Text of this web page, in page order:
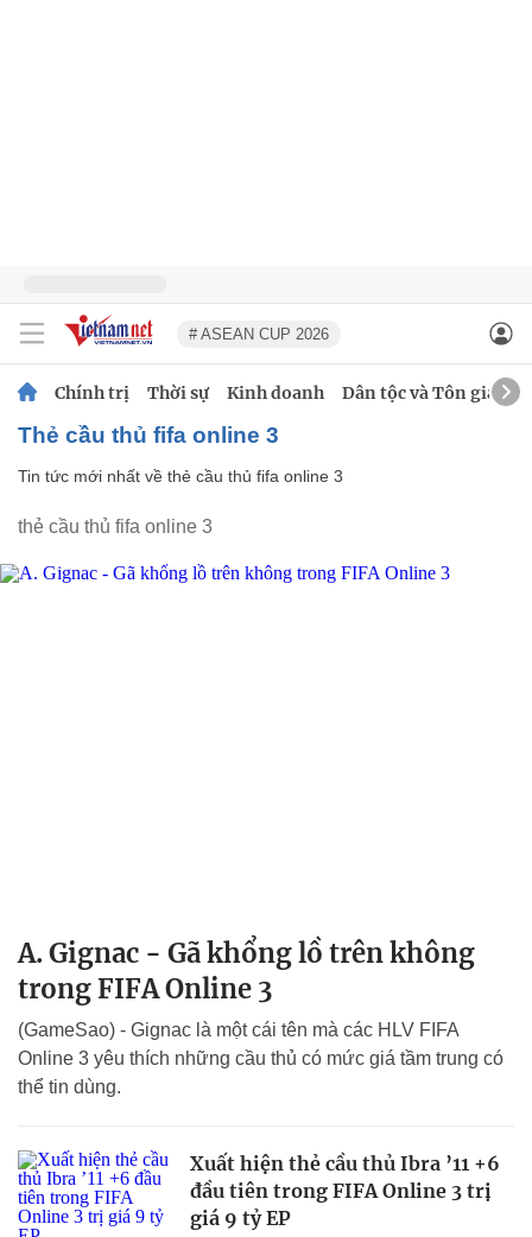
# ASEAN CUP 2026
Chính trị Thời sự Kinh doanh Dân tộc và Tôn giáo
thẻ cầu thủ fifa online 3
Tin tức mới nhất về thẻ cầu thủ fifa online 3
thẻ cầu thủ fifa online 3
A. Gignac - Gã khổng lồ trên không
trong FIFA Online 3
(GameSao) - Gignac là một cái tên mà các HLV FIFA
Online 3 yêu thích những cầu thủ có mức giá tầm trung có
thể tin dùng.
Xuất hiện thẻ cầu thủ Ibra ’11 +6
đầu tiên trong FIFA Online 3 trị
giá 9 tỷ EP